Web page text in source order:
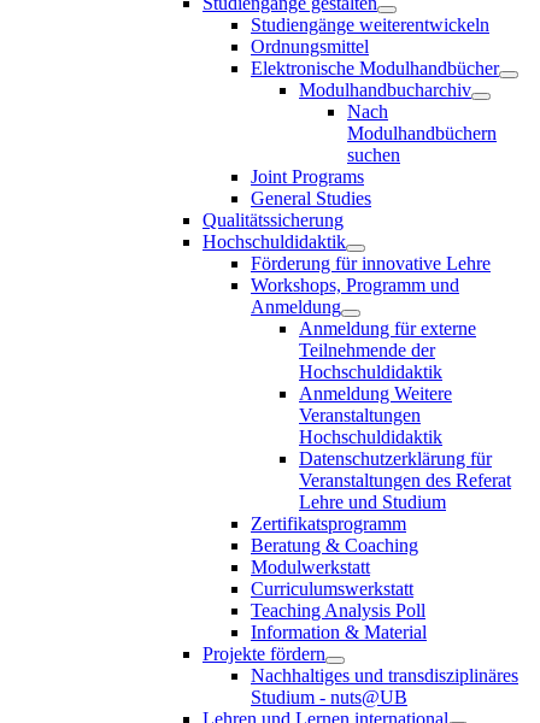
Studiengänge weiterentwickeln
Ordnungsmittel
Elektronische Modulhandbücher
Modulhandbucharchiv
Nach
Modulhandbüchern
suchen
Joint Programs
General Studies
Qualitätssicherung
Hochschuldidaktik
Förderung für innovative Lehre
Workshops, Programm und
Anmeldung
Anmeldung für externe
Teilnehmende der
Hochschuldidaktik
Anmeldung Weitere
Veranstaltungen
Hochschuldidaktik
Datenschutzerklärung für
Veranstaltungen des Referat
Lehre und Studium
Zertifikatsprogramm
Beratung & Coaching
Modulwerkstatt
Curriculumswerkstatt
Teaching Analysis Poll
Information & Material
Projekte fördern
Nachhaltiges und transdisziplinäres
Studium - nuts@UB
Lehren und Lernen international